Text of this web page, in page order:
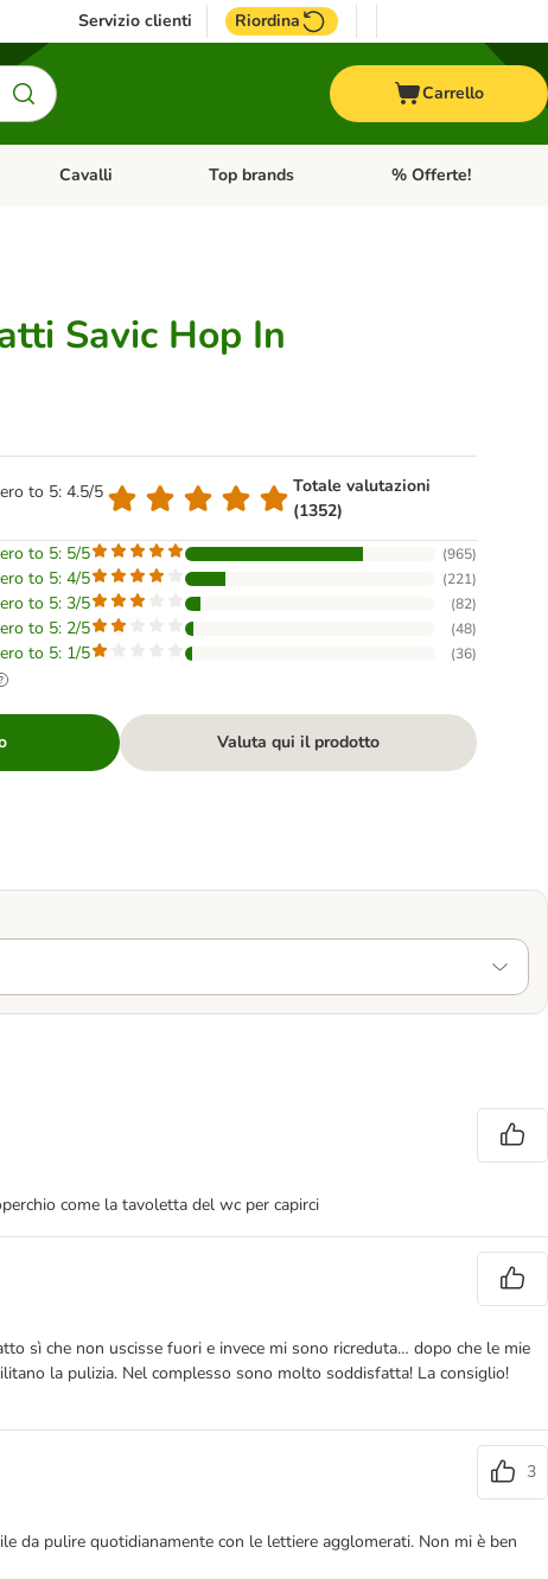
Servizio clienti Riordina
Carrello
Apri Menu Categoria: Acquaristica
Cavalli Apri Menu Categoria: Cavalli
Top brands Apri Menu Categoria:
% Offerte!
Savic Hop In
to 5: 4.5/5
Totale valutazioni
(1352)
to 5: 5/5
(965)
to 5: 4/5 (221)
to 5: 3/5 (82)
to 5: 2/5 (48)
to 5: 1/5 (36)
Valuta qui il prodotto
come la tavoletta del wc per capirci
sì che non uscisse fuori e invece mi sono ricreduta… dopo che le mie
la pulizia. Nel complesso sono molto soddisfatta! La consiglio!
3
da pulire quotidianamente con le lettiere agglomerati. Non mi è ben